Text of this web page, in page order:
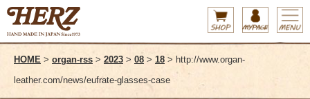
HOME > organ-rss > 2023 > 08 > 18 > http://www.organ-
leather.com/news/eufrate-glasses-case